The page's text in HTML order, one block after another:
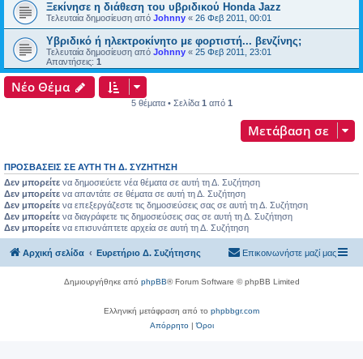
Ξεκίνησε η διάθεση του υβριδικού Honda Jazz
Τελευταία δημοσίευση από Johnny « 26 Φεβ 2011, 00:01
Υβριδικό ή ηλεκτροκίνητο με φορτιστή... βενζίνης;
Τελευταία δημοσίευση από Johnny « 25 Φεβ 2011, 23:01
Απαντήσεις: 1
Νέο Θέμα
5 θέματα • Σελίδα 1 από 1
Μετάβαση σε
ΠΡΟΣΒΆΣΕΙΣ ΣΕ ΑΥΤΉ ΤΗ Δ. ΣΥΖΉΤΗΣΗ
Δεν μπορείτε να δημοσιεύετε νέα θέματα σε αυτή τη Δ. Συζήτηση
Δεν μπορείτε να απαντάτε σε θέματα σε αυτή τη Δ. Συζήτηση
Δεν μπορείτε να επεξεργάζεστε τις δημοσιεύσεις σας σε αυτή τη Δ. Συζήτηση
Δεν μπορείτε να διαγράφετε τις δημοσιεύσεις σας σε αυτή τη Δ. Συζήτηση
Δεν μπορείτε να επισυνάπτετε αρχεία σε αυτή τη Δ. Συζήτηση
Αρχική σελίδα Ευρετήριο Δ. Συζήτησης Επικοινωνήστε μαζί μας
Δημιουργήθηκε από phpBB® Forum Software © phpBB Limited
Ελληνική μετάφραση από το phpbbgr.com
Απόρρητο|Όροι